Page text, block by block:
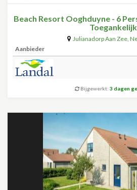
Beach Resort Ooghduyne - 6
Toegankelijk
Julianadorp Aan Zee,
Aanbieder
Bijgewerkt: 3 dagen